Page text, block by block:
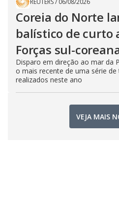
REUTERS/ 06/08/2026
Coreia do Norte
balístico de curto
Forças sul-
Disparo em direção ao mar da
o mais recente de uma série
realizados neste ano
VEJA MAIS